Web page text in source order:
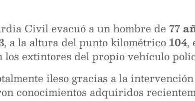
Civil evacuó a un hombre de 77
, a la altura del punto kilométrico 104,
los extintores del propio vehículo
ileso gracias a la
conocimientos adquiridos